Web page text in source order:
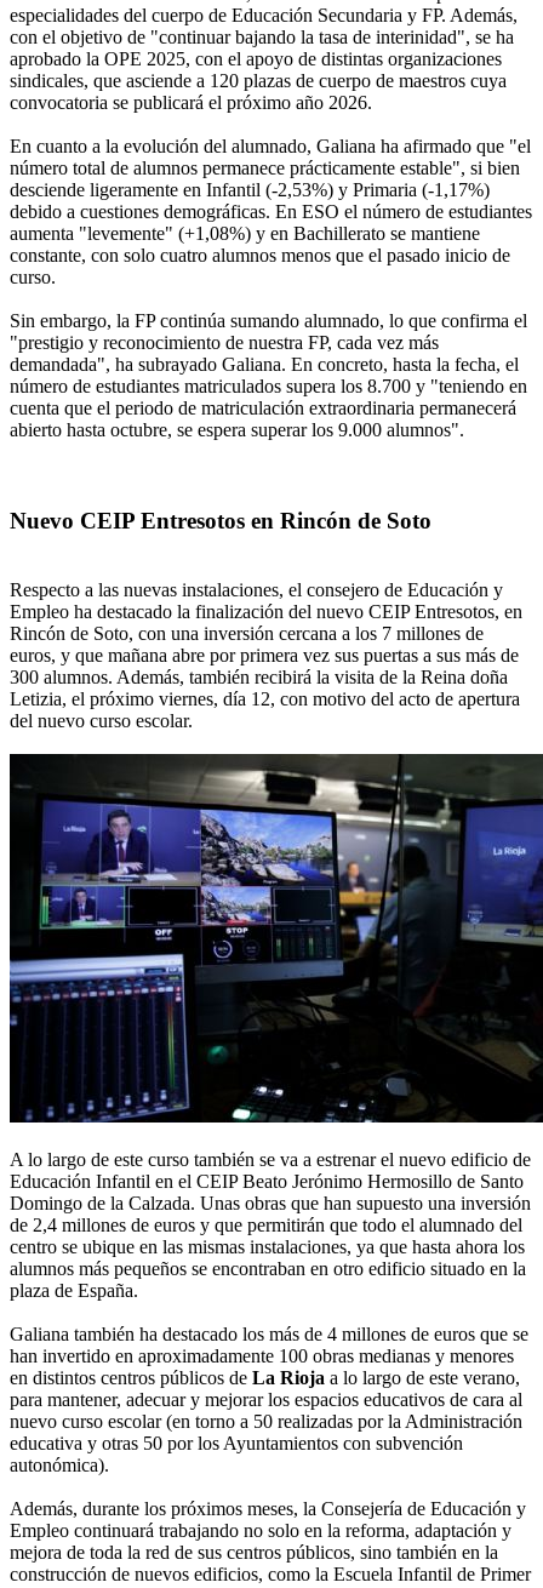
especialidades del cuerpo de Educación Secundaria y FP. Además,
con el objetivo de "continuar bajando la tasa de interinidad", se ha
aprobado la OPE 2025, con el apoyo de distintas organizaciones
sindicales, que asciende a 120 plazas de cuerpo de maestros cuya
convocatoria se publicará el próximo año 2026.
En cuanto a la evolución del alumnado, Galiana ha afirmado que "el
número total de alumnos permanece prácticamente estable", si bien
desciende ligeramente en Infantil (-2,53%) y Primaria (-1,17%)
debido a cuestiones demográficas. En ESO el número de estudiantes
aumenta "levemente" (+1,08%) y en Bachillerato se mantiene
constante, con solo cuatro alumnos menos que el pasado inicio de
curso.
Sin embargo, la FP continúa sumando alumnado, lo que confirma el
"prestigio y reconocimiento de nuestra FP, cada vez más
demandada", ha subrayado Galiana. En concreto, hasta la fecha, el
número de estudiantes matriculados supera los 8.700 y "teniendo en
cuenta que el periodo de matriculación extraordinaria permanecerá
abierto hasta octubre, se espera superar los 9.000 alumnos".
Nuevo CEIP Entresotos en Rincón de Soto
Respecto a las nuevas instalaciones, el consejero de Educación y
Empleo ha destacado la finalización del nuevo CEIP Entresotos, en
Rincón de Soto, con una inversión cercana a los 7 millones de
euros, y que mañana abre por primera vez sus puertas a sus más de
300 alumnos. Además, también recibirá la visita de la Reina doña
Letizia, el próximo viernes, día 12, con motivo del acto de apertura
del nuevo curso escolar.
A lo largo de este curso también se va a estrenar el nuevo edificio de
Educación Infantil en el CEIP Beato Jerónimo Hermosillo de Santo
Domingo de la Calzada. Unas obras que han supuesto una inversión
de 2,4 millones de euros y que permitirán que todo el alumnado del
centro se ubique en las mismas instalaciones, ya que hasta ahora los
alumnos más pequeños se encontraban en otro edificio situado en la
plaza de España.
Galiana también ha destacado los más de 4 millones de euros que se
han invertido en aproximadamente 100 obras medianas y menores
en distintos centros públicos de La Rioja a lo largo de este verano,
para mantener, adecuar y mejorar los espacios educativos de cara al
nuevo curso escolar (en torno a 50 realizadas por la Administración
educativa y otras 50 por los Ayuntamientos con subvención
autonómica).
Además, durante los próximos meses, la Consejería de Educación y
Empleo continuará trabajando no solo en la reforma, adaptación y
mejora de toda la red de sus centros públicos, sino también en la
construcción de nuevos edificios, como la Escuela Infantil de Primer